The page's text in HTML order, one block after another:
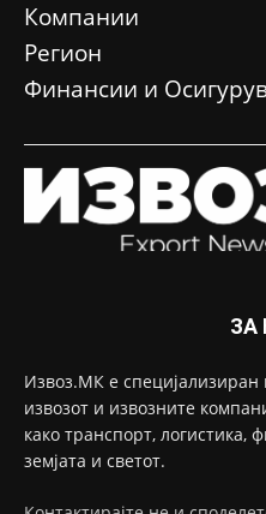
Компании
Регион
Финансии и
ЗА
Извоз.МК е специјализиран
извозот и извозните
како транспорт, логистика,
земјата и светот.